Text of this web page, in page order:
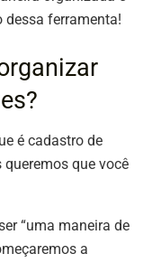
ferramenta!
é cadastro de
queremos que você
“uma maneira de
a